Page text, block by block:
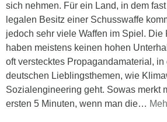
sich nehmen. Für ein Land, in dem
legalen Besitz einer Schusswaffe
jedoch sehr viele Waffen im Spiel. Die
haben meistens keinen hohen
oft verstecktes Propagandamaterial,
deutschen Lieblingsthemen, wie
Sozialengineering geht. Sowas merkt
ersten 5 Minuten, wenn man die…